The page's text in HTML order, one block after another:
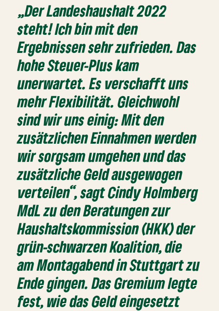
„Der Landeshaushalt 2022
steht! Ich bin mit den
Ergebnissen sehr zufrieden. Das
hohe Steuer-Plus kam
unerwartet. Es verschafft uns
mehr Flexibilität. Gleichwohl
sind wir uns einig: Mit den
zusätzlichen Einnahmen werden
wir sorgsam umgehen und das
zusätzliche Geld ausgewogen
verteilen“, sagt Cindy Holmberg
MdL zu den Beratungen zur
Haushaltskommission (HKK) der
grün-schwarzen Koalition, die
am Montagabend in Stuttgart zu
Ende gingen. Das Gremium legte
fest, wie das Geld eingesetzt